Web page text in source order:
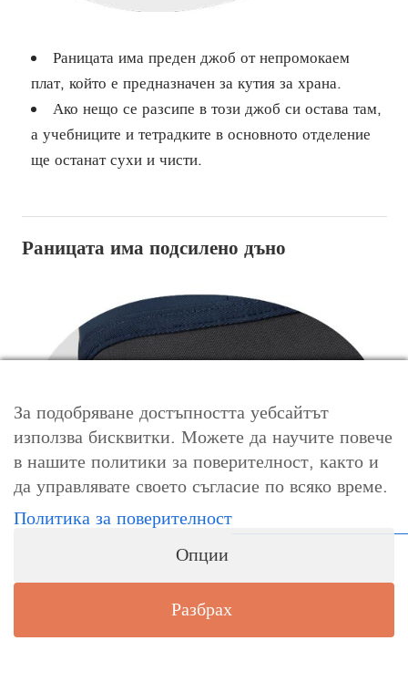
Раницата има преден джоб от непромокаем
плат, който е предназначен за кутия за храна.
Ако нещо се разсипе в този джоб си остава там,
а учебниците и тетрадките в основното отделение
ще останат сухи и чисти.
Раницата има подсилено дъно
За подобряване достъпността уебсайтът
използва бисквитки. Можете да научите повече
в нашите политики за поверителност, както и
да управлявате своето съгласие по всяко време.
Политика за поверителност
Опции
Разбрах